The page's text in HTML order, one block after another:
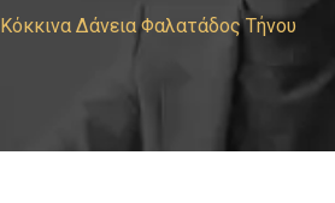
Κόκκινα Δάνεια Φαλατάδος Τήνου